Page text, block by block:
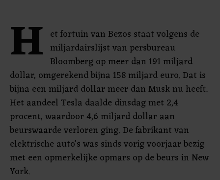
H et fortuin van Bezos staat volgens de
miljardairslijst van persbureau
Bloomberg op meer dan 191 miljard
dollar, omgerekend bijna 158 miljard euro. Dat is
bijna een miljard dollar meer dan Musk nu heeft.
Het aandeel Tesla daalde dinsdag met 2,4
procent, waardoor 4,6 miljard dollar aan
beurswaarde verloren ging. De fabrikant van
elektrische auto's was sinds vorig voorjaar bezig
met een opmerkelijke opmars op de beurs in New
York.